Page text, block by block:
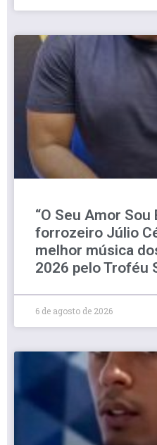
“O Seu Amor Sou
forrozeiro Júlio
melhor música
2026 pelo Troféu
6 de agosto de 2026